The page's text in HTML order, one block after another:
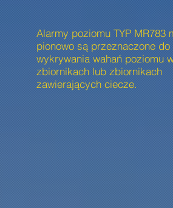
Alarmy poziomu TYP MR783
pionowo są przeznaczone do
wykrywania wahań poziomu
zbiornikach lub zbiornikach
zawierających ciecze.